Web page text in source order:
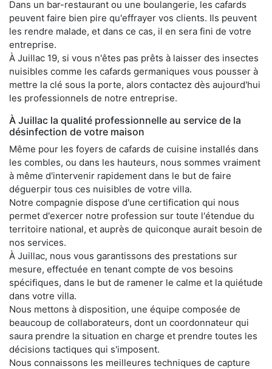
Dans un bar-restaurant ou une boulangerie, les cafards
peuvent faire bien pire qu'effrayer vos clients. Ils peuvent
les rendre malade, et dans ce cas, il en sera fini de votre
entreprise.
À Juillac 19, si vous n'êtes pas prêts à laisser des insectes
nuisibles comme les cafards germaniques vous pousser à
mettre la clé sous la porte, alors contactez dès aujourd'hui
les professionnels de notre entreprise.
À Juillac la qualité professionnelle au service de la
désinfection de votre maison
Même pour les foyers de cafards de cuisine installés dans
les combles, ou dans les hauteurs, nous sommes vraiment
à même d'intervenir rapidement dans le but de faire
déguerpir tous ces nuisibles de votre villa.
Notre compagnie dispose d'une certification qui nous
permet d'exercer notre profession sur toute l'étendue du
territoire national, et auprès de quiconque aurait besoin de
nos services.
À Juillac, nous vous garantissons des prestations sur
mesure, effectuée en tenant compte de vos besoins
spécifiques, dans le but de ramener le calme et la quiétude
dans votre villa.
Nous mettons à disposition, une équipe composée de
beaucoup de collaborateurs, dont un coordonnateur qui
saura prendre la situation en charge et prendre toutes les
décisions tactiques qui s'imposent.
Nous connaissons les meilleures techniques de capture